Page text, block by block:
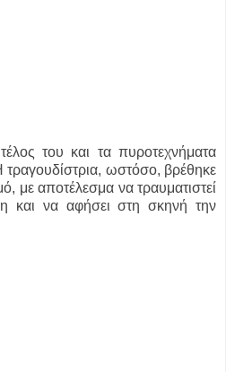
του και τα πυροτεχνήματα
τραγουδίστρια, ωστόσο, βρέθηκε
με αποτέλεσμα να τραυματιστεί
και να αφήσει στη σκηνή την